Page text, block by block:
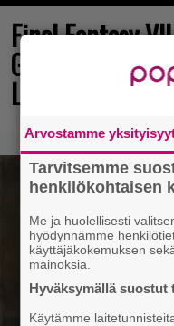
Final Fantasy
Gamescom-
Live -
Arvostamme
Tarvitsemme
henkilökohtaisen
Me ja huolellisesti
hyödynnämme
käyttäjäkokemuksen
mainoksia.
Hyväksymällä suostut
Käytämme